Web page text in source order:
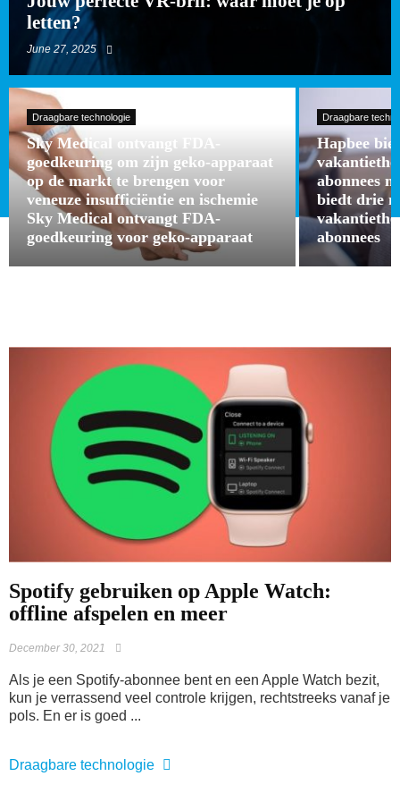
letten?
June 27, 2025
Draagbare technologie
Sky Medical ontvangt FDA-
goedkeuring om zijn geko-apparaat
op de markt te brengen voor
veneuze insufficiëntie en ischemie
Sky Medical ontvangt FDA-
goedkeuring voor geko-apparaat
Draagbare
Hapbee
abonnees
biedt drie
abonnees
Spotify gebruiken op Apple Watch:
offline afspelen en meer
December 30, 2021
Als je een Spotify-abonnee bent en een Apple Watch bezit,
kun je verrassend veel controle krijgen, rechtstreeks vanaf je
pols. En er is goed ...
Draagbare technologie